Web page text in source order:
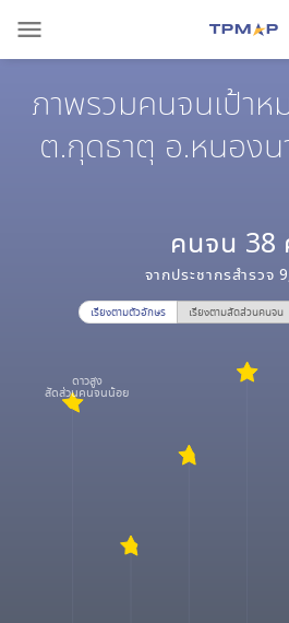
menu
ภาพรวมคนจนเป้าห
ต.กุดธาตุ อ.หนอง
คนจน 38
จากประชากรสำรวจ
เรียงตามตัวอักษร เรียงตามสัดส่วนคนจน
ดาวสูง
สัดส่วนคนจนน้อย